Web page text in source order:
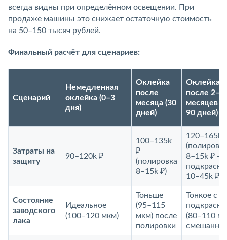
всегда видны при определённом освещении. При
продаже машины это снижает остаточную стоимость
на 50–150 тысяч рублей.
Финальный расчёт для сценариев:
Сценарий
Немедленная
оклейка (0–3
дня)
Оклейка
после
месяца (30
дней)
Оклейка
после 2–3
месяцев
90 дней)
Затраты на
защиту
90–120k ₽
100–135k
₽
(полировка
8–15k ₽)
120–165k
(полировка
8–15k ₽ +
подкраска
10–45k ₽)
Состояние
заводского
лака
Идеальное
(100–120 мкм)
Тоньше
(95–115
мкм) после
полировки
Тонкое с
(80–110